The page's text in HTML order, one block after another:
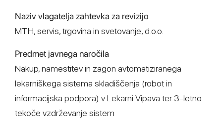
Naziv vlagatelja zahtevka za revizijo
MTH, servis, trgovina in svetovanje, d.o.o.
Predmet javnega naročila
Nakup, namestitev in zagon avtomatiziranega
lekarniškega sistema skladiščenja (robot in
informacijska podpora) v Lekarni Vipava ter 3-letno
tekoče vzdrževanje sistem